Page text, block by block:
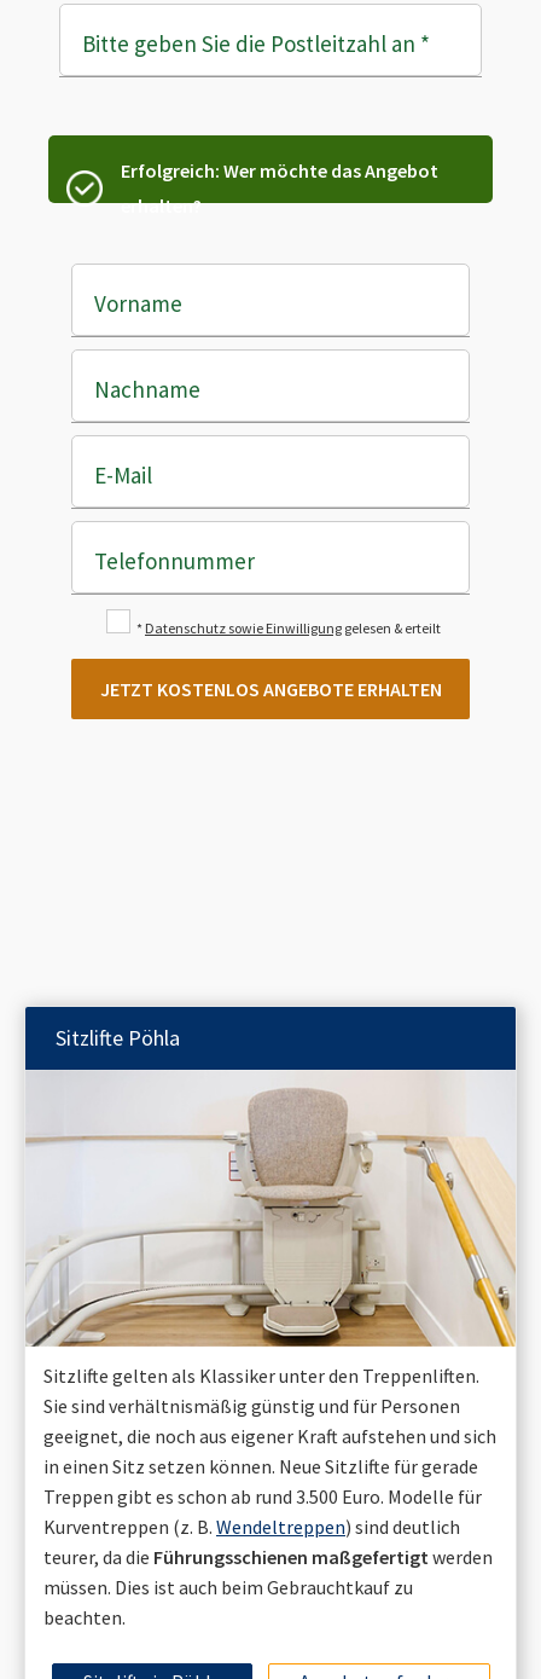
Bitte geben Sie die Postleitzahl an *
Erfolgreich: Wer möchte das Angebot
erhalten?
Vorname
Nachname
E-Mail
Telefonnummer
* Datenschutz sowie Einwilligung gelesen & erteilt
JETZT KOSTENLOS ANGEBOTE ERHALTEN
Sitzlifte Pöhla
Sitzlifte gelten als Klassiker unter den Treppenliften.
Sie sind verhältnismäßig günstig und für Personen
geeignet, die noch aus eigener Kraft aufstehen und sich
in einen Sitz setzen können. Neue Sitzlifte für gerade
Treppen gibt es schon ab rund 3.500 Euro. Modelle für
Kurventreppen (z. B. Wendeltreppen) sind deutlich
teurer, da die Führungsschienen maßgefertigt werden
müssen. Dies ist auch beim Gebrauchtkauf zu
beachten.